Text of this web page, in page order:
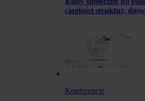
ciągłości struktur,
Konferencje